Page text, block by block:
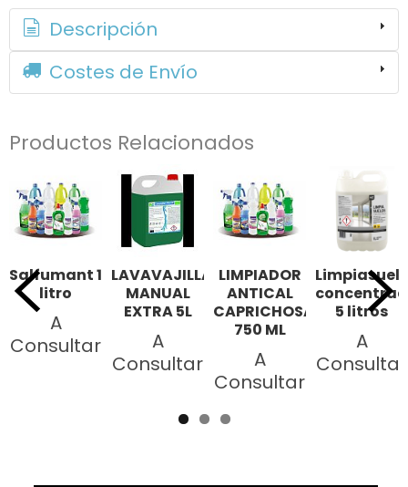
Descripción
Costes de Envío
Productos Relacionados
Salfumant 1
litro
A
Consultar
LAVAVAJILLAS
MANUAL
EXTRA 5L
A
Consultar
LIMPIADOR
ANTICAL
CAPRICHOSA
750 ML
A
Consultar
5 litros
A
Consultar